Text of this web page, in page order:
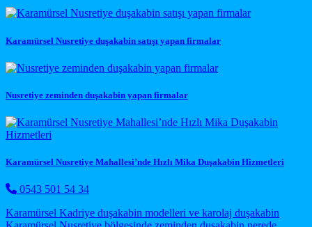
Karamürsel Nusretiye duşakabin satışı yapan firmalar
Nusretiye zeminden duşakabin yapan firmalar
Karamürsel Nusretiye Mahallesi’nde Hızlı Mika Duşakabin Hizmetleri
0543 501 54 34
Post navigation
Karamürsel Kadriye duşakabin modelleri ve karolaj duşakabin